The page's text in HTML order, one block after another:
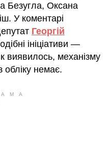
Безугла, Оксана
У коментарі
Георгій
ініціативи —
виявилось, механізму
обліку немає.